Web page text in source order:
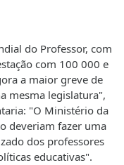
do Professor, com
com 100 000 e
a maior greve de
mesma legislatura",
"O Ministério da
deveriam fazer uma
dos professores
educativas".